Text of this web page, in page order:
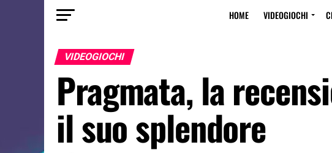
HOME VIDEOGIOCHI
VIDEOGIOCHI
Pragmata, la
il suo splendore